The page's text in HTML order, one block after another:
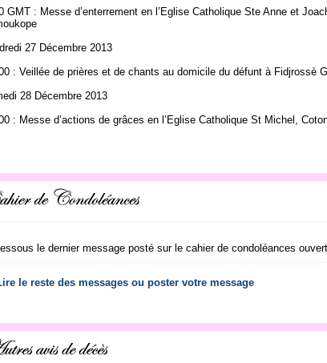
GMT : Messe d’enterrement en l’Eglise Catholique Ste Anne et
27 Décembre 2013
: Veillée de prières et de chants au domicile du défunt à Fidjrossè
28 Décembre 2013
: Messe d’actions de grâces en l’Eglise Catholique St Michel,
le dernier message posté sur le cahier de condoléances
le reste des messages ou poster votre message